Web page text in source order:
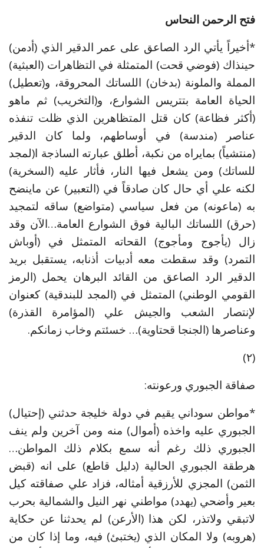
فتح الرحمن النحاس
*أخيراً يأتي الرد الصاعق على عمر الدقير الذي (أدمن)
حينذاك (فوضي قحت) المتمثلة في التظاهرات (العبثية)
المملة والملونة (بدخان) اللساتك المحروقة، و(تعطيل)
الحياة العامة بتتريس الشوارع، و(التخريب) ثم ماهو
(أكثر فظاعة) كان قتل المتظاهرين الذي ظلت تنفذه
عناصر (مندسة) في أوساطهم، ولما كان الدقير
(منتشياً) بمايراه من نكبة، أطلق عبارته الساذجة ا(لمجد
للساتك) ومن يشعل فيها النار، فأثار عليه (السخرية)
لكنه علي أي حال كان صادقاً في (التعبير) عن ماينضح
به (ماعونه) من فعل سياسي (متواضع) ساقه لتمجيد
(حرق) اللساتك البالية فوق الشوارع العامة…الآن وقد
زال (يأجوج ومأجوج) القحاته المتمثل في (أوباش
التمرد) وقد سقطت معه أدبيات أذنابه، يستقبل بريد
الدقير الرد الصاعق من القائد البرهان يحمل (الرمز
القومي الوطني) المتمثل في (المجد للبندقية) كعنوان
لإنتصار الشعب والجيش علي (المؤامرة القذرة)
وعناصرها (الجنجا قحتاوية)… خسئتم وخاب زمانكم.
(٢)
صفاقة الجبوري ورعونته:
*مواطن سوداني يقيم في دولة خليجة حدثني (إحتيال)
الجبوري عليه واخذه (أموال) منه ومن آخرين ولم ينف
الجبوري ذلك رغم أنه سمع بكلام ذلك المواطن…
هرطقة الجبوري الحالية (دليل قاطع) على انه (قبض
الثمن) المجزي للأرزقية أمثاله، فزاد علي صفاقته كيل
بعير وأضحي (يهدد) مواطني نهر النيل والشمالية بحرب
لاتبقي ولاتذر، لكن هذا (الأرعن) لم يحدثنا عن حكاية
(هروبه) ولا المكان الذي (يختبئ) فيه، وما إذا كان من